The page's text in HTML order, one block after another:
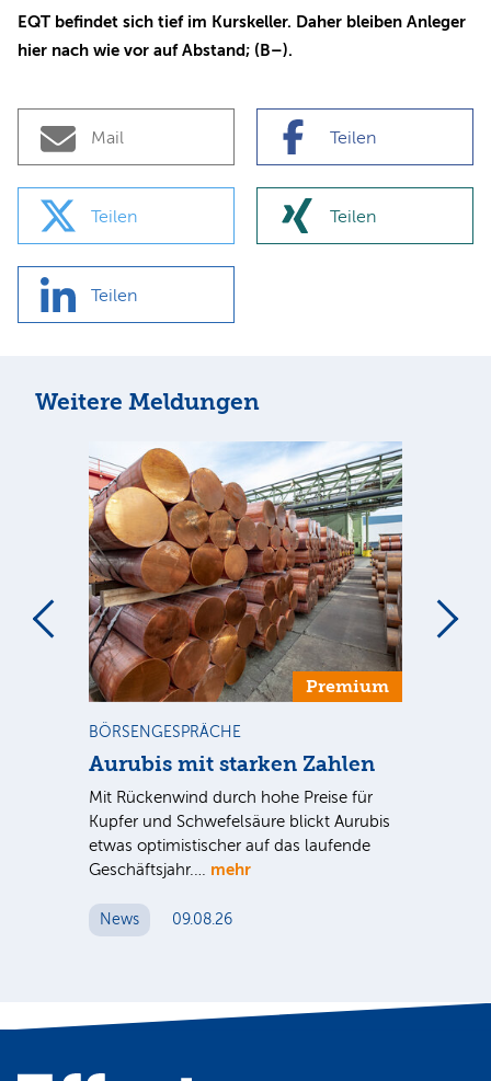
EQT befindet sich tief im Kurskeller. Daher bleiben Anleger
hier nach wie vor auf Abstand; (B–).
Mail Teilen
Teilen Teilen
Teilen
Weitere Meldungen
Premium
BÖRSENGESPRÄCHE
Aurubis mit starken Zahlen
Mit Rückenwind durch hohe Preise für
Kupfer und Schwefelsäure blickt Aurubis
etwas optimistischer auf das laufende
Geschäftsjahr.… mehr
News 09.08.26